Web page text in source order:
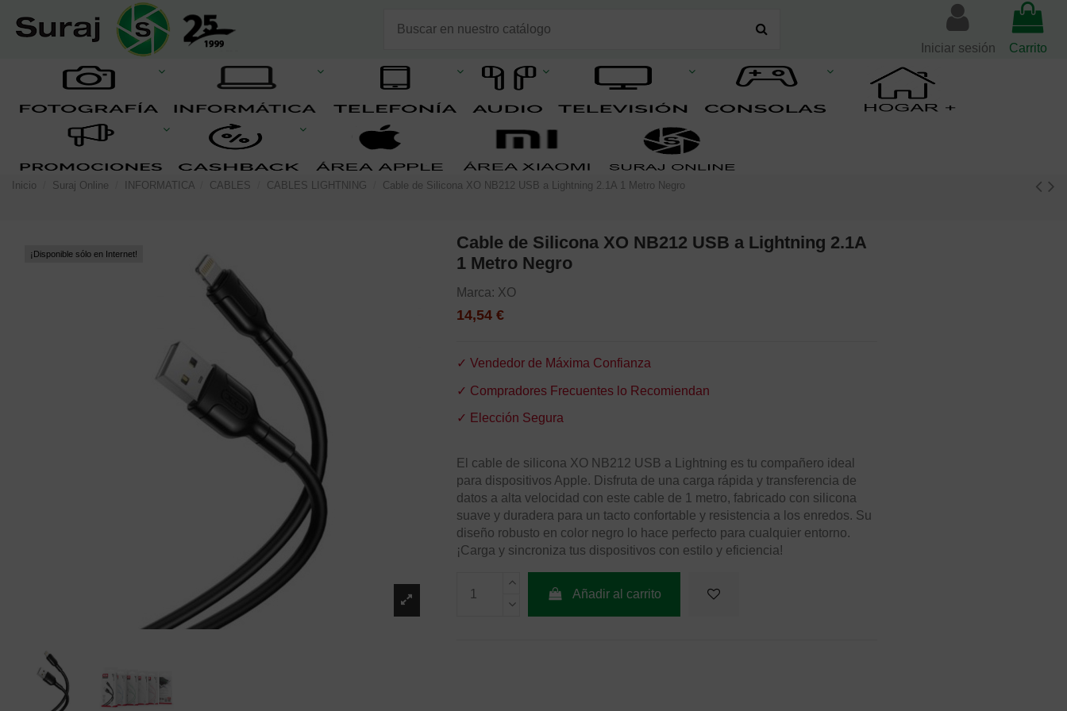
Iniciar sesión Carrito
Inicio Suraj Online INFORMATICA CABLES CABLES LIGHTNING Cable de Silicona XO NB212 USB a Lightning 2.1A 1 Metro Negro
¡Disponible sólo en Internet!
Cable de Silicona XO NB212 USB a Lightning 2.1A
1 Metro Negro
Marca: XO
14,54 €
✓ Vendedor de Máxima Confianza
✓ Compradores Frecuentes lo Recomiendan
✓ Elección Segura
El cable de silicona XO NB212 USB a Lightning es tu compañero ideal
para dispositivos Apple. Disfruta de una carga rápida y transferencia de
datos a alta velocidad con este cable de 1 metro, fabricado con silicona
suave y duradera para un tacto confortable y resistencia a los enredos. Su
diseño robusto en color negro lo hace perfecto para cualquier entorno.
¡Carga y sincroniza tus dispositivos con estilo y eficiencia!
Añadir al carrito